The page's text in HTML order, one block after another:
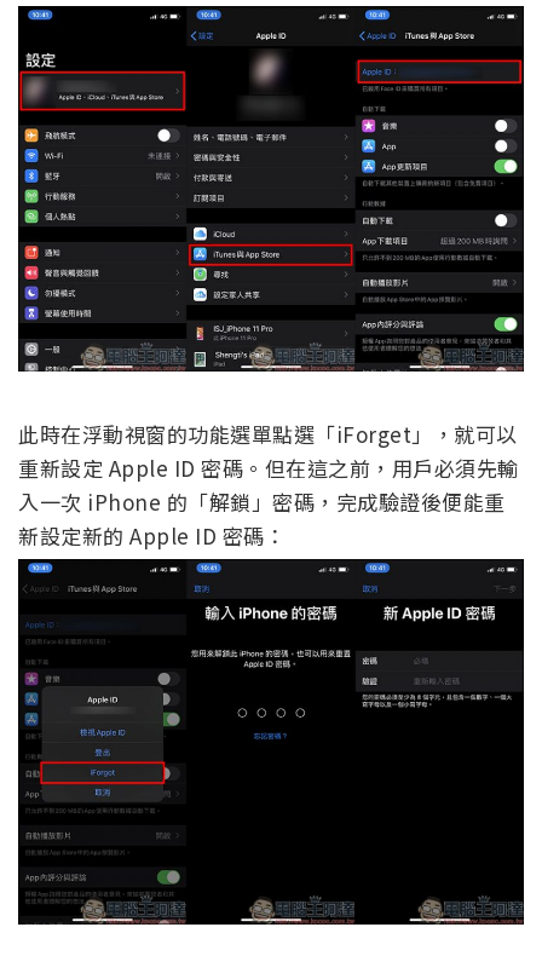
此時在浮動視窗的功能選單點選「iForget」，就可以
重新設定 Apple ID 密碼。但在這之前，用戶必須先輸
入一次 iPhone 的「解鎖」密碼，完成驗證後便能重
新設定新的 Apple ID 密碼：